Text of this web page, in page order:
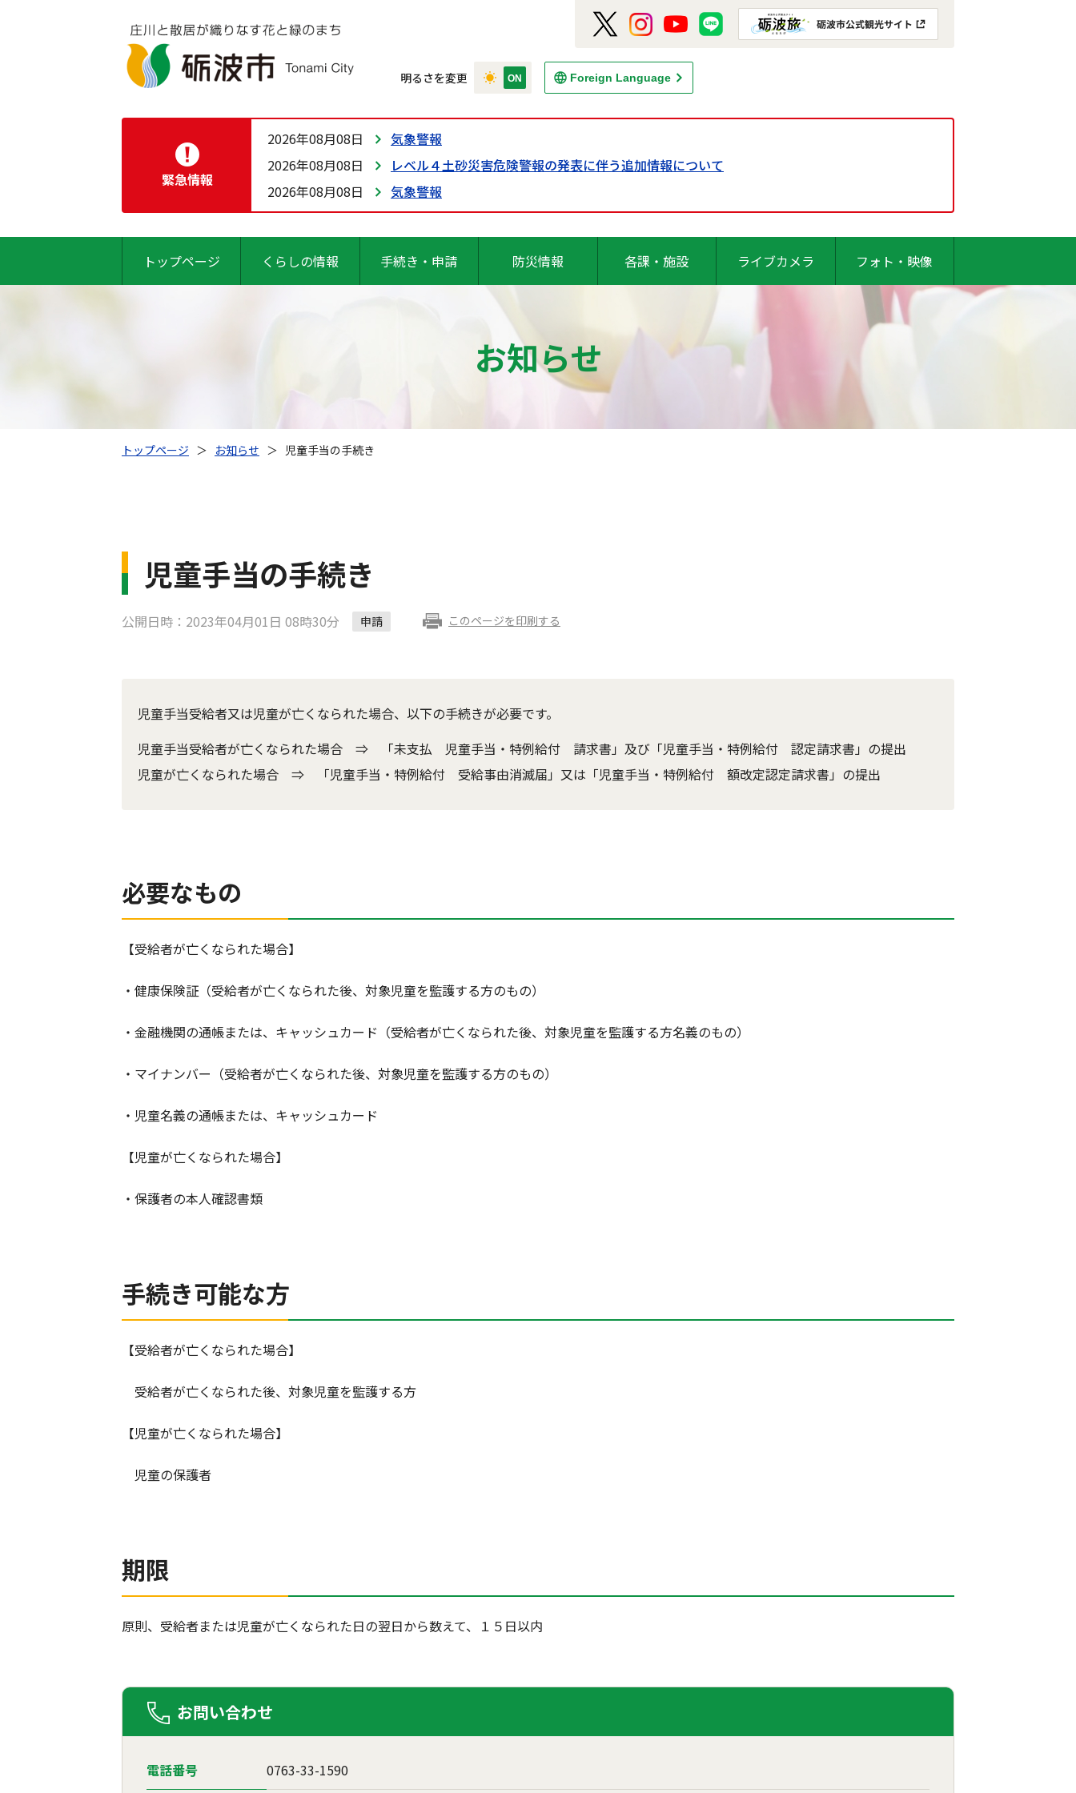
明るさを変更 Foreign Language
緊急情報
2026年08月08日
気象警報
2026年08月08日
レベル４土砂災害危険警報の発表に伴う追加情報について
2026年08月08日
気象警報
トップページ くらしの情報 手続き・申請 防災情報 各課・施設 ライブカメラ フォト・映像
お知らせ
トップページ ＞ お知らせ ＞ 児童手当の手続き
児童手当の手続き
公開日時：2023年04月01日 08時30分 申請 このページを印刷する
児童手当受給者又は児童が亡くなられた場合、以下の手続きが必要です。
児童手当受給者が亡くなられた場合 ⇒ 「未支払 児童手当・特例給付 請求書」及び「児童手当・特例給付 認定請求書」の提出
児童が亡くなられた場合 ⇒ 「児童手当・特例給付 受給事由消滅届」又は「児童手当・特例給付 額改定認定請求書」の提出
必要なもの
【受給者が亡くなられた場合】
・健康保険証（受給者が亡くなられた後、対象児童を監護する方のもの）
・金融機関の通帳または、キャッシュカード（受給者が亡くなられた後、対象児童を監護する方名義のもの）
・マイナンバー（受給者が亡くなられた後、対象児童を監護する方のもの）
・児童名義の通帳または、キャッシュカード
【児童が亡くなられた場合】
・保護者の本人確認書類
手続き可能な方
【受給者が亡くなられた場合】
受給者が亡くなられた後、対象児童を監護する方
【児童が亡くなられた場合】
児童の保護者
期限
原則、受給者または児童が亡くなられた日の翌日から数えて、１５日以内
お問い合わせ
電話番号 0763-33-1590